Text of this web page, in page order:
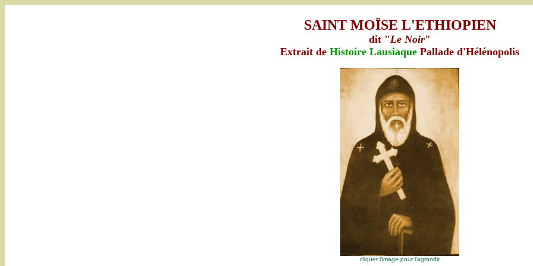
SAINT MOÏSE L'ETHIOPIEN
dit "Le Noir"
Extrait de Histoire Lausiaque Pallade d'Hélénopolis
cliquer l'image pour l'agrandir